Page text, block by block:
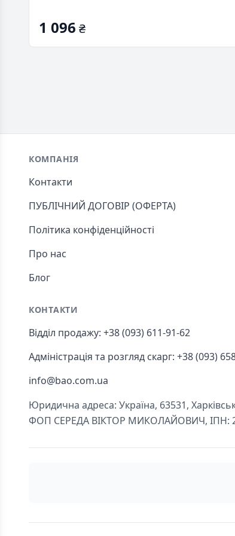
1 096 ₴
Footer
КОМПАНІЯ
Контакти
ПУБЛІЧНИЙ ДОГОВІР (ОФЕРТА)
Політика конфіденційності
Про нас
Блог
КОНТАКТИ
Відділ продажу: +38 (093) 611-91-62
Адміністрація та розгляд скарг: +38 (093)
info@bao.com.ua
Юридична адреса: Україна, 63531,
ФОП СЕРЕДА ВІКТОР МИКОЛАЙОВИЧ, ІПН: